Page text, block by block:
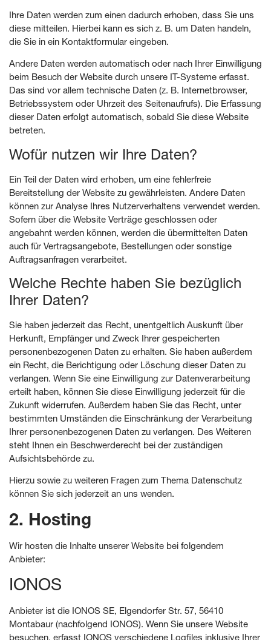
Ihre Daten werden zum einen dadurch erhoben, dass Sie uns
diese mitteilen. Hierbei kann es sich z. B. um Daten handeln,
die Sie in ein Kontaktformular eingeben.
Andere Daten werden automatisch oder nach Ihrer Einwilligung
beim Besuch der Website durch unsere IT-Systeme erfasst.
Das sind vor allem technische Daten (z. B. Internetbrowser,
Betriebssystem oder Uhrzeit des Seitenaufrufs). Die Erfassung
dieser Daten erfolgt automatisch, sobald Sie diese Website
betreten.
Wofür nutzen wir Ihre Daten?
Ein Teil der Daten wird erhoben, um eine fehlerfreie
Bereitstellung der Website zu gewährleisten. Andere Daten
können zur Analyse Ihres Nutzerverhaltens verwendet werden.
Sofern über die Website Verträge geschlossen oder
angebahnt werden können, werden die übermittelten Daten
auch für Vertragsangebote, Bestellungen oder sonstige
Auftragsanfragen verarbeitet.
Welche Rechte haben Sie bezüglich
Ihrer Daten?
Sie haben jederzeit das Recht, unentgeltlich Auskunft über
Herkunft, Empfänger und Zweck Ihrer gespeicherten
personenbezogenen Daten zu erhalten. Sie haben außerdem
ein Recht, die Berichtigung oder Löschung dieser Daten zu
verlangen. Wenn Sie eine Einwilligung zur Datenverarbeitung
erteilt haben, können Sie diese Einwilligung jederzeit für die
Zukunft widerrufen. Außerdem haben Sie das Recht, unter
bestimmten Umständen die Einschränkung der Verarbeitung
Ihrer personenbezogenen Daten zu verlangen. Des Weiteren
steht Ihnen ein Beschwerderecht bei der zuständigen
Aufsichtsbehörde zu.
Hierzu sowie zu weiteren Fragen zum Thema Datenschutz
können Sie sich jederzeit an uns wenden.
2. Hosting
Wir hosten die Inhalte unserer Website bei folgendem
Anbieter:
IONOS
Anbieter ist die IONOS SE, Elgendorfer Str. 57, 56410
Montabaur (nachfolgend IONOS). Wenn Sie unsere Website
besuchen, erfasst IONOS verschiedene Logfiles inklusive Ihrer